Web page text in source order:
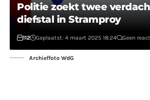
Politie zoekt twee
diefstal in Stramproy
112 Geplaatst: 4 maart 2025 18:24 Geen
Archieffoto WdG